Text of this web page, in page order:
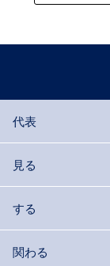
代表
見る
する
関わる